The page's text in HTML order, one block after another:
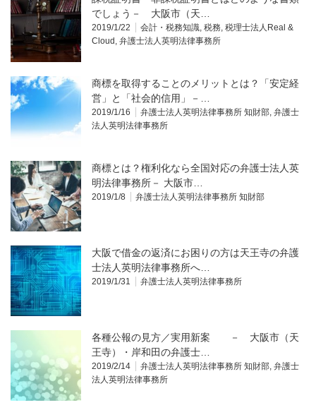
でしょう－ 大阪市（天…
2019/1/22 会計・税務知識 税務 税理士法人Real &
Cloud 弁護士法人英明法律事務所
商標を取得することのメリットとは？「安定経
営」と「社会的信用」－…
2019/1/16 弁護士法人英明法律事務所 知財部 弁護士
法人英明法律事務所
商標とは？権利化なら全国対応の弁護士法人英
明法律事務所－ 大阪市…
2019/1/8 弁護士法人英明法律事務所 知財部
大阪で借金の返済にお困りの方は天王寺の弁護
士法人英明法律事務所へ…
2019/1/31 弁護士法人英明法律事務所
各種公報の見方／実用新案 － 大阪市（天
王寺）・岸和田の弁護士…
2019/2/14 弁護士法人英明法律事務所 知財部 弁護士
法人英明法律事務所